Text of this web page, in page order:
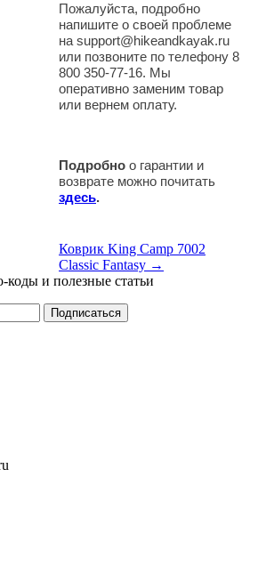
Пожалуйста, подробно
напишите о своей проблеме
на support@hikeandkayak.ru
или позвоните по телефону 8
800 350-77-16. Мы
оперативно заменим товар
или вернем оплату.
Подробно о гарантии и
возврате можно почитать
здесь.
Коврик King Camp 7002
Classic Fantasy →
коды и полезные статьи